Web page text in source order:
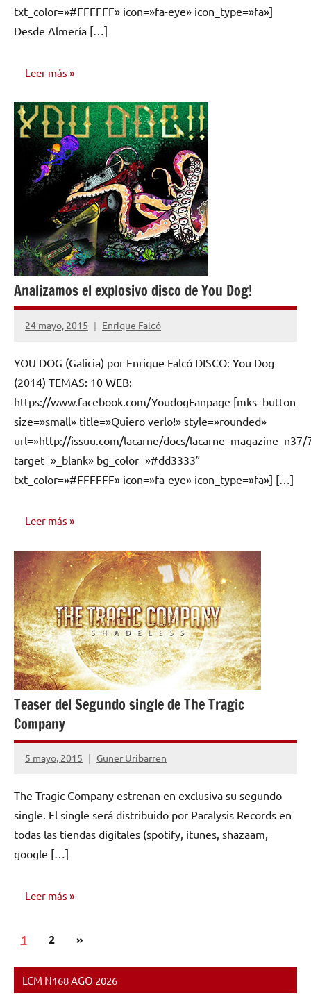
txt_color=»#FFFFFF» icon=»fa-eye» icon_type=»fa»]
Desde Almería […]
Leer más
RESEÑAS
Analizamos el explosivo disco de You Dog!
24 mayo, 2015 Enrique Falcó
No
comentarios
YOU DOG (Galicia) por Enrique Falcó DISCO: You Dog
(2014) TEMAS: 10 WEB:
https://www.facebook.com/YoudogFanpage [mks_button
size=»small» title=»Quiero verlo!» style=»rounded»
url=»http://issuu.com/lacarne/docs/lacarne_magazine_n37/
target=»_blank» bg_color=»#dd3333″
txt_color=»#FFFFFF» icon=»fa-eye» icon_type=»fa»] […]
Leer más
RESEÑAS
Teaser del Segundo single de The Tragic
Company
5 mayo, 2015 Guner Uribarren
No
comentarios
The Tragic Company estrenan en exclusiva su segundo
single. El single será distribuido por Paralysis Records en
todas las tiendas digitales (spotify, itunes, shazaam,
google […]
Leer más
NOTICIAS
Paginación
entradas
1 2
Siguientes
»
LCM N168 AGO 2026